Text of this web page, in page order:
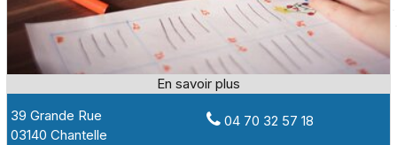
39 Grande Rue
03140 Chantelle
04 70 32 57 18